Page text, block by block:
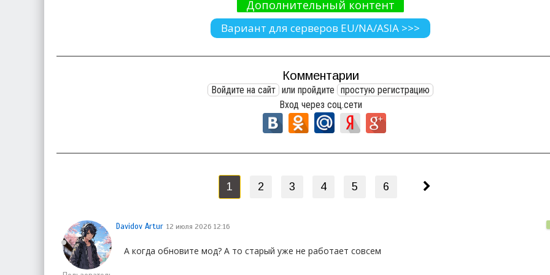
Дополнительный контент
Вариант для серверов EU/NA/ASIA >>>
Комментарии
Войдите на сайт или пройдите простую регистрацию
Вход через соц.сети
1 2 3 4 5 6
Davidov Artur 12 июля 2026 12:16
А когда обновите мод? А то старый уже не работает совсем